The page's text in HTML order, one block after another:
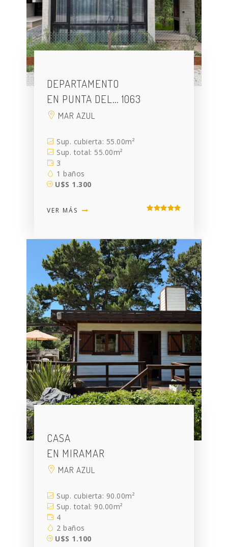
DEPARTAMENTO
EN PUNTA DEL… 1063
MAR AZUL
Sup. cubierta: 55.00m²
Sup. total: 55.00m²
3
1 baños
U$S 1.300
VER MÁS
CASA
EN MIRAMAR
MAR AZUL
Sup. cubierta: 90.00m²
Sup. total: 90.00m²
4
2 baños
U$S 1.100